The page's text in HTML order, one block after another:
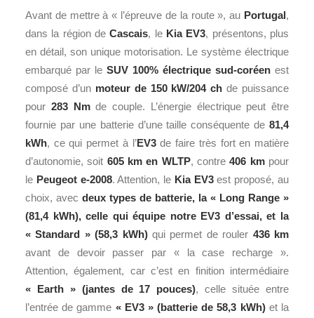
Avant de mettre à « l’épreuve de la route », au Portugal,
dans la région deCascais, le Kia EV3, présentons, plus
en détail, son unique motorisation. Le système électrique
embarqué par le SUV 100% électrique sud-coréen est
composé d’un moteur de 150 kW/204 ch de puissance
pour 283 Nmde couple. L’énergie électrique peut être
fournie par une batterie d’une taille conséquente de 81,4
kWh, ce qui permet à l’EV3de faire très fort en matière
d’autonomie, soit 605 km en WLTP, contre406 kmpour
le Peugeot e-2008. Attention, le Kia EV3est proposé, au
choix, avec deux types de batterie, la « Long Range »
(81,4 kWh), celle qui équipe notre EV3 d’essai, et la
« Standard » (58,3 kWh)qui permet de rouler 436 km
avant de devoir passer par « la case recharge ».
Attention, également, car c’est en finition intermédiaire
« Earth » (jantes de 17 pouces), celle située entre
l’entrée de gamme « EV3 » (batterie de 58,3 kWh)et la